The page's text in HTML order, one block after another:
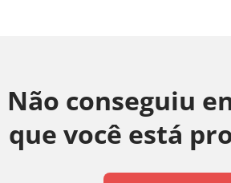
Não conseguiu
que você está